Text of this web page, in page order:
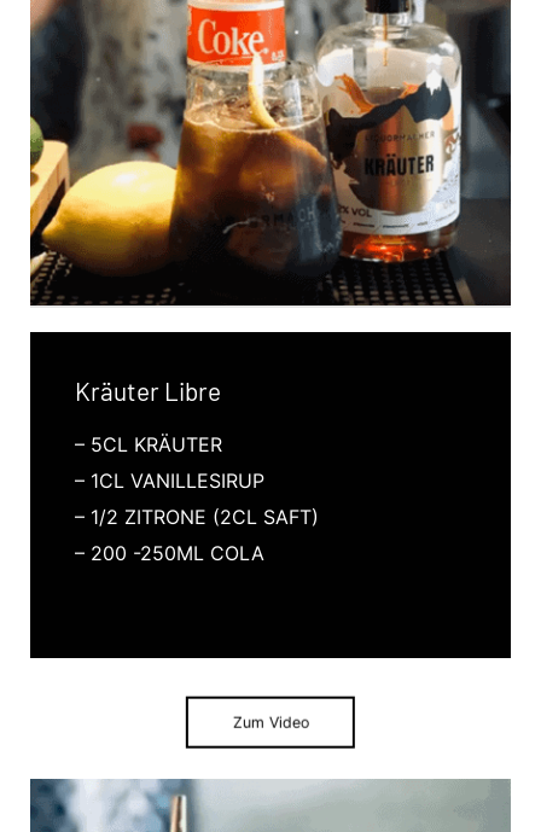
Kräuter Libre
– 5CL KRÄUTER
– 1CL VANILLESIRUP
– 1/2 ZITRONE (2CL SAFT)
– 200 -250ML COLA
Zum Video